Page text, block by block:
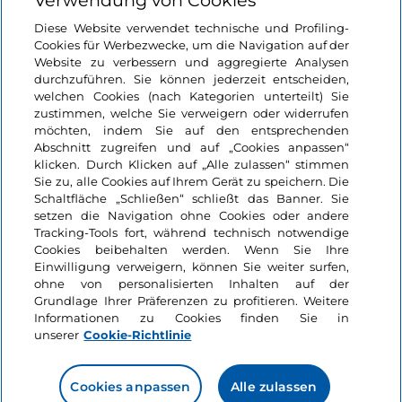
Login
Bleiben wir in Kontakt
Diese Website verwendet technische und Profiling-
Cookies für Werbezwecke, um die Navigation auf der
Website zu verbessern und aggregierte Analysen
durchzuführen. Sie können jederzeit entscheiden,
welchen Cookies (nach Kategorien unterteilt) Sie
zustimmen, welche Sie verweigern oder widerrufen
möchten, indem Sie auf den entsprechenden
Abschnitt zugreifen und auf „Cookies anpassen“
klicken. Durch Klicken auf „Alle zulassen“ stimmen
Sie zu, alle Cookies auf Ihrem Gerät zu speichern. Die
Schaltfläche „Schließen“ schließt das Banner. Sie
setzen die Navigation ohne Cookies oder andere
Tracking-Tools fort, während technisch notwendige
Cookies beibehalten werden. Wenn Sie Ihre
Einwilligung verweigern, können Sie weiter surfen,
ohne von personalisierten Inhalten auf der
Grundlage Ihrer Präferenzen zu profitieren. Weitere
Informationen zu Cookies finden Sie in
unserer Cookie-Richtlinie
Cookies anpassen Alle zulassen